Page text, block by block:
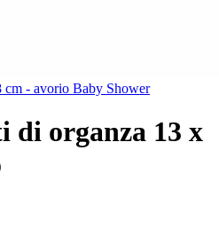
di organza 13 x